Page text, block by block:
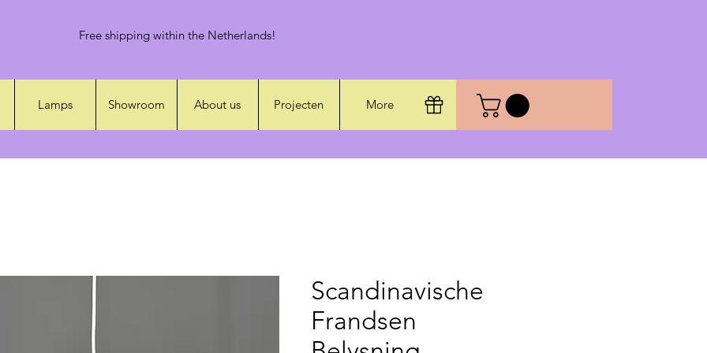
Free shipping within the Netherlands!
Lamps Showroom About us Projecten More
Scandinavische
Frandsen